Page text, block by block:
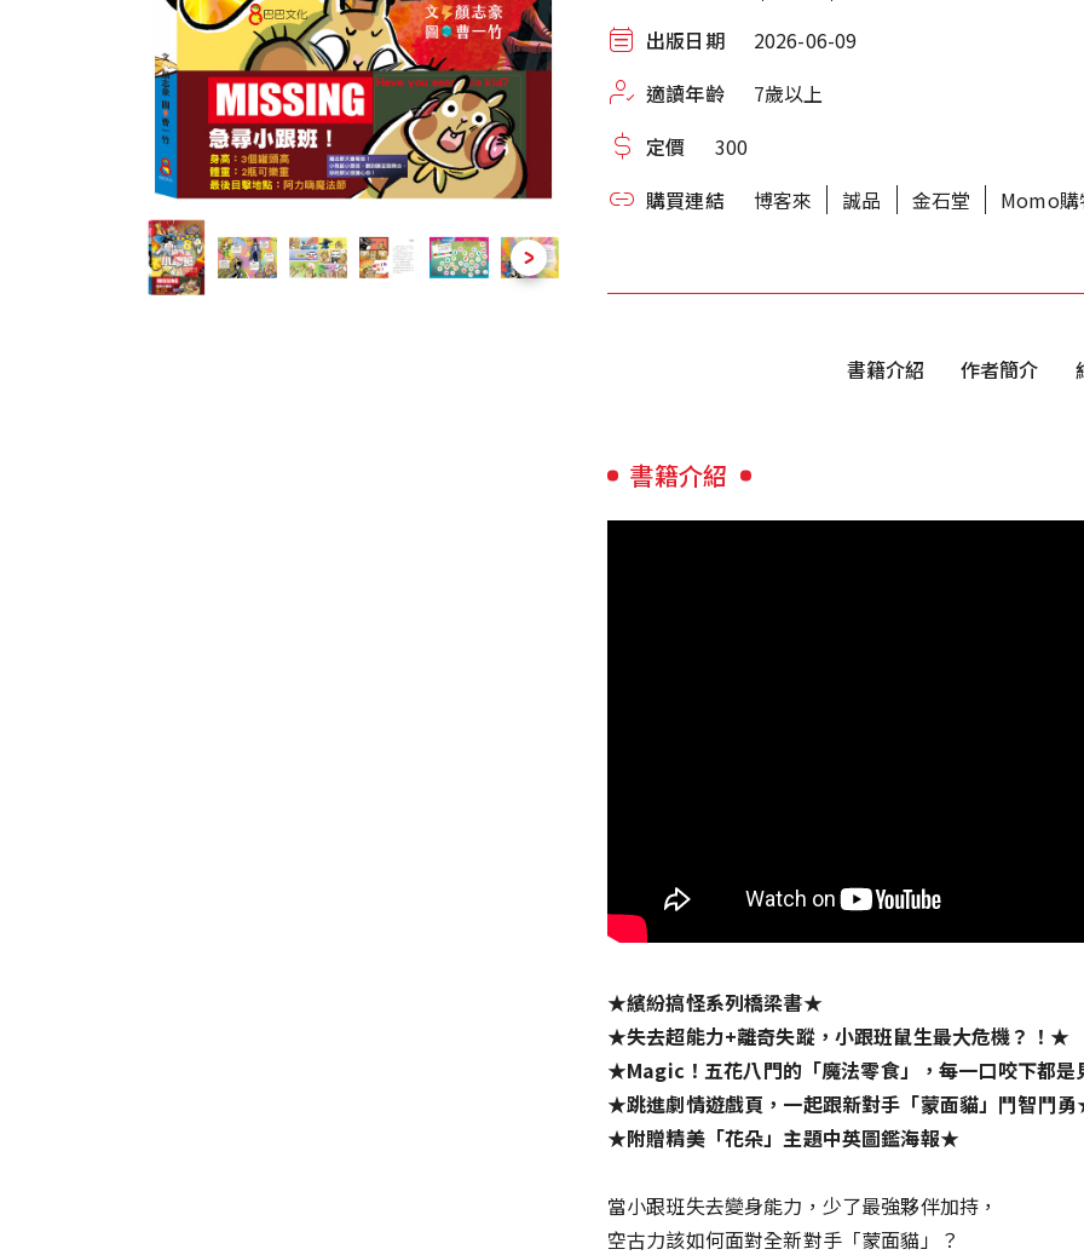
出版日期
2026-06-09
適讀年齡
7歲以上
定價
300
購買連結
博客來 誠品 金石堂 Momo購
書籍介紹 作者簡介
書籍介紹
★繽紛搞怪系列橋梁書★
★失去超能力+離奇失蹤，小跟班鼠生最大危機？！★
★Magic！五花八門的「魔法零食」，每一口咬下都
★跳進劇情遊戲頁，一起跟新對手「蒙面貓」鬥智鬥
★附贈精美「花朵」主題中英圖鑑海報★
當小跟班失去變身能力，少了最強夥伴加持，
空古力該如何面對全新對手「蒙面貓」？